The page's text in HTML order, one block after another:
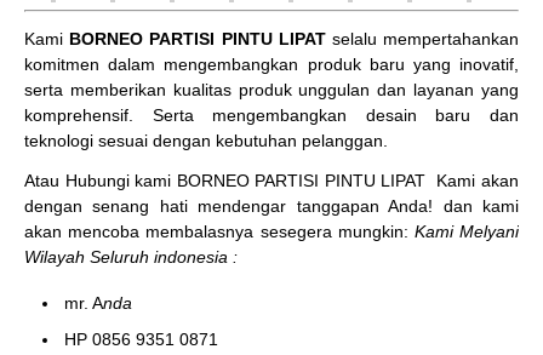
Kami BORNEO PARTISI PINTU LIPATselalu mempertahankan
komitmen dalam mengembangkan produk baru yang inovatif,
serta memberikan kualitas produk unggulan dan layanan yang
komprehensif. Serta mengembangkan desain baru dan
teknologi sesuai dengan kebutuhan pelanggan.
Atau Hubungi kami BORNEO PARTISI PINTU LIPAT
Kami akan
dengan senang hati mendengar tanggapan Anda! dan kami
akan mencoba membalasnya sesegera mungkin: Kami Melyani
Wilayah Seluruh indonesia :
mr. Anda
HP 0856 9351 0871